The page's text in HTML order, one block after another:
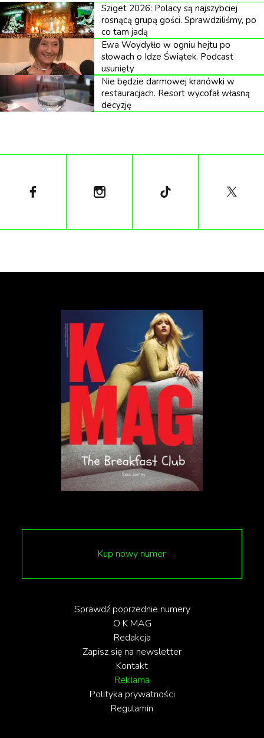
Przez trzynaście lat spędzał całe lata w Parku
Narodowym Katmai na Alasce, mieszkając wśród
grizzly i nagrywając setki godzin materiału. Herzog,
konstruując z tego materiału swój dokument,
stworzył portret człowieka balansującego na granicy
między miłością a autodestrukcją.
życia Treadwella i jego partnerki Amie Huguenard.
Tkwi w jednej scenie, w której Herzog słucha
kina dokumentalnego, dowód na to, że czasem to,
najbrutalniejszy obraz.
Sziget 2026: Polacy są najszybciej
rosnącą grupą gości. Sprawdziliśmy, po
co tam jadą
Ewa Woydyłło w ogniu hejtu po
słowach o Idze Świątek. Podcast
usunięty
Nie będzie darmowej kranówki w
restauracjach. Resort wycofał własną
decyzję
Kup nowy numer
Sprawdź poprzednie numery
O K MAG
Redakcja
Zapisz się na newsletter
Kontakt
Reklama
Polityka prywatności
Regulamin